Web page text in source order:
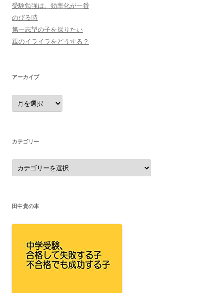
受験勉強は、効率化が一番
のびる時
第一志望の子を採りたい
親のイライラをどうする？
アーカイブ
ア
ー
カ
カテゴリー
カ
テ
ゴ
田中貴の本